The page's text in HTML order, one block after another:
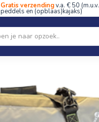
Gratis verzendingv.a. € 50 (m.u.v.
peddels en (opblaas)kajaks)
Peddels Kleding